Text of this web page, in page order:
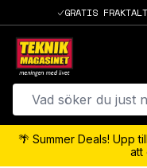
GRATIS
🌴 Summer Deals! Upp till
att